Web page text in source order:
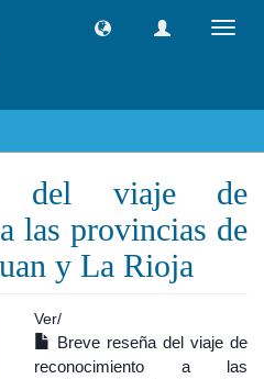
del viaje de
las provincias de
y La Rioja
Ver/
Breve reseña del viaje de
reconocimiento a las